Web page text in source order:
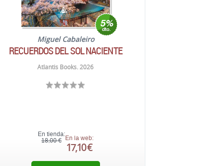
Miguel Cabaleiro
RECUERDOS DEL SOL NACIENTE
Atlantis Books. 2026
En tienda:
18,00 € En la web:
17,10 €